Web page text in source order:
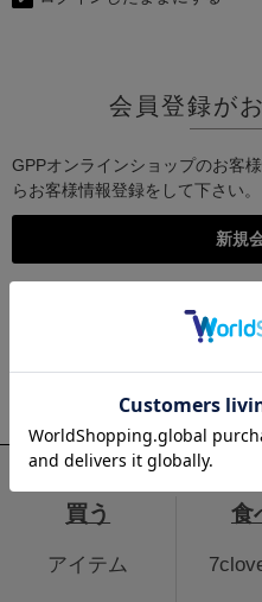
会員登録が
GPPオンラインショップのお客
らお客様情報登録をして下さい。
こちらは個人様向けのページと
法人のお客
買う
アイテム
食